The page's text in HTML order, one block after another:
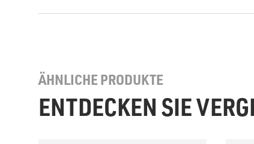
ÄHNLICHE PRODUKTE
ENTDECKEN SIE